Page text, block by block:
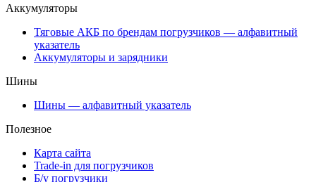
Аккумуляторы
Тяговые АКБ по брендам погрузчиков — алфавитный
указатель
Аккумуляторы и зарядники
Шины
Шины — алфавитный указатель
Полезное
Карта сайта
Trade-in для погрузчиков
Б/у погрузчики